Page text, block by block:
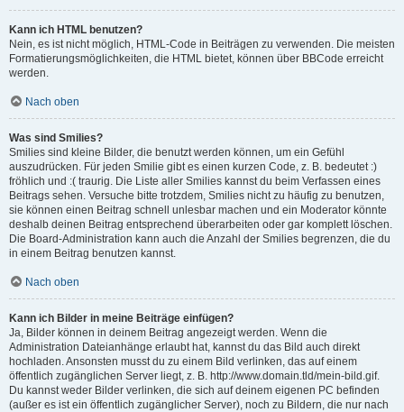
Kann ich HTML benutzen?
Nein, es ist nicht möglich, HTML-Code in Beiträgen zu verwenden. Die meisten
Formatierungsmöglichkeiten, die HTML bietet, können über BBCode erreicht
werden.
Nach oben
Was sind Smilies?
Smilies sind kleine Bilder, die benutzt werden können, um ein Gefühl
auszudrücken. Für jeden Smilie gibt es einen kurzen Code, z. B. bedeutet :)
fröhlich und :( traurig. Die Liste aller Smilies kannst du beim Verfassen eines
Beitrags sehen. Versuche bitte trotzdem, Smilies nicht zu häufig zu benutzen,
sie können einen Beitrag schnell unlesbar machen und ein Moderator könnte
deshalb deinen Beitrag entsprechend überarbeiten oder gar komplett löschen.
Die Board-Administration kann auch die Anzahl der Smilies begrenzen, die du
in einem Beitrag benutzen kannst.
Nach oben
Kann ich Bilder in meine Beiträge einfügen?
Ja, Bilder können in deinem Beitrag angezeigt werden. Wenn die
Administration Dateianhänge erlaubt hat, kannst du das Bild auch direkt
hochladen. Ansonsten musst du zu einem Bild verlinken, das auf einem
öffentlich zugänglichen Server liegt, z. B. http://www.domain.tld/mein-bild.gif.
Du kannst weder Bilder verlinken, die sich auf deinem eigenen PC befinden
(außer es ist ein öffentlich zugänglicher Server), noch zu Bildern, die nur nach